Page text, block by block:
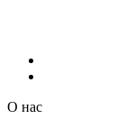
О нас